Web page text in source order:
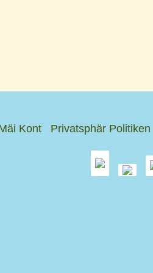
Kont Privatsphär Politiken